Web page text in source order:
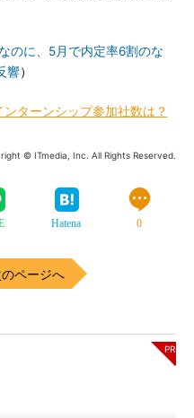
のに、5月で内定率6割のな
響）
ターンシップ参加社数は？
© ITmedia, Inc. All Rights Reserved.
Hatena 0
のページへ